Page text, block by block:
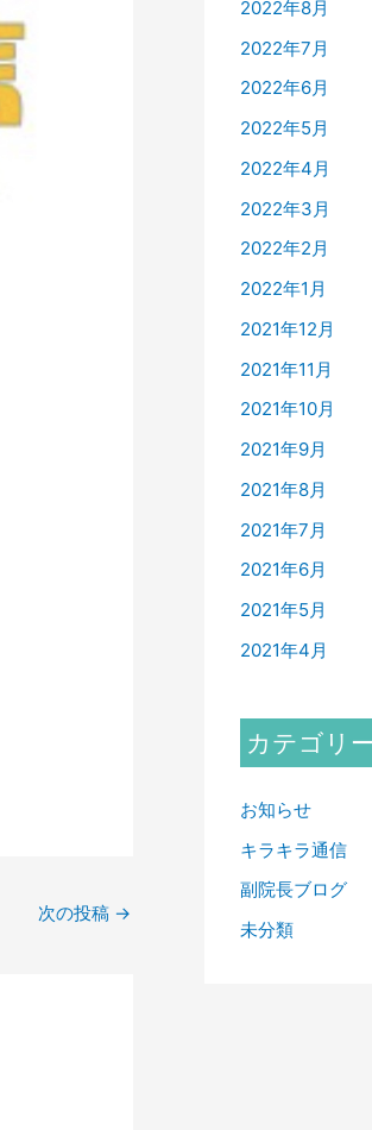
次の投稿 →
2022年8月
2022年7月
2022年6月
2022年5月
2022年4月
2022年3月
2022年2月
2022年1月
2021年12月
2021年11月
2021年10月
2021年9月
2021年8月
2021年7月
2021年6月
2021年5月
2021年4月
カテゴリー
お知らせ
キラキラ通信
副院長ブログ
未分類